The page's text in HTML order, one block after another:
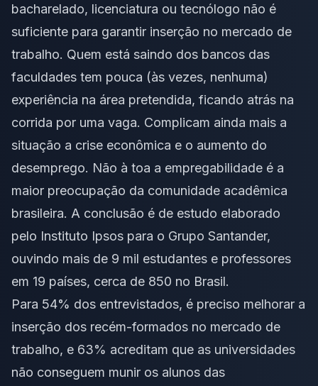
bacharelado, licenciatura ou tecnólogo não é
suficiente para garantir inserção no mercado de
trabalho. Quem está saindo dos bancos das
faculdades tem pouca (às vezes, nenhuma)
experiência na área pretendida, ficando atrás na
corrida por uma vaga. Complicam ainda mais a
situação a crise econômica e o aumento do
desemprego. Não à toa a empregabilidade é a
maior preocupação da comunidade acadêmica
brasileira. A conclusão é de estudo elaborado
pelo Instituto Ipsos para o Grupo Santander,
ouvindo mais de 9 mil estudantes e professores
em 19 países, cerca de 850 no Brasil.
Para 54% dos entrevistados, é preciso melhorar a
inserção dos recém-formados no mercado de
trabalho, e 63% acreditam que as universidades
não conseguem munir os alunos das